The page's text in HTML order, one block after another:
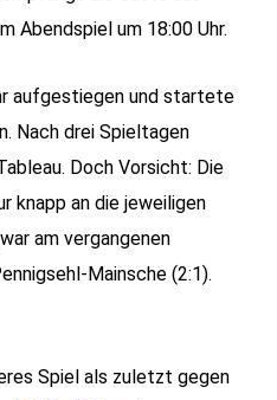
Abendspiel um 18:00 Uhr.
aufgestiegen und startete
Nach drei Spieltagen
Doch Vorsicht: Die
knapp an die jeweiligen
am vergangenen
Mainsche (2:1).
Spiel als zuletzt gegen